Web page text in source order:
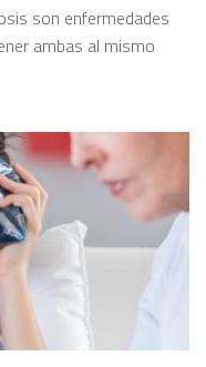
son enfermedades
ambas al mismo